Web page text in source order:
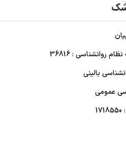
روانشناسی : 36816
بالینی
عمومی